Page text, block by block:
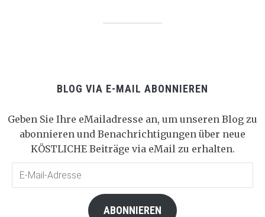
BLOG VIA E-MAIL ABONNIEREN
Geben Sie Ihre eMailadresse an, um unseren Blog zu
abonnieren und Benachrichtigungen über neue
KÖSTLICHE Beiträge via eMail zu erhalten.
ABONNIEREN